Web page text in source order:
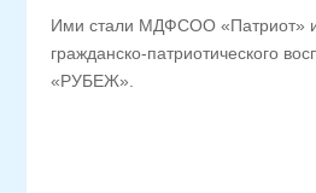
Ими стали МДФСОО «Патриот»
гражданско-патриотического
«РУБЕЖ».